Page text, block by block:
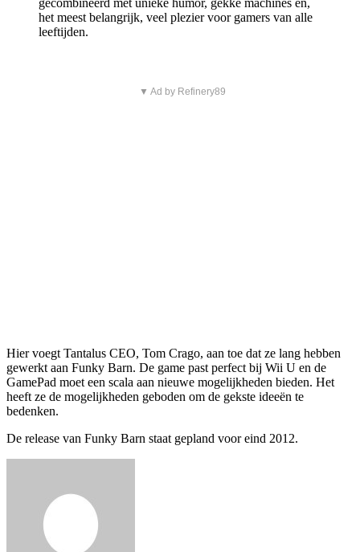
gecombineerd met unieke humor, gekke machines en,
het meest belangrijk, veel plezier voor gamers van alle
leeftijden.
▼ Ad by Refinery89
Hier voegt Tantalus CEO, Tom Crago, aan toe dat ze lang hebben
gewerkt aan Funky Barn. De game past perfect bij Wii U en de
GamePad moet een scala aan nieuwe mogelijkheden bieden. Het
heeft ze de mogelijkheden geboden om de gekste ideeën te
bedenken.
De release van Funky Barn staat gepland voor eind 2012.